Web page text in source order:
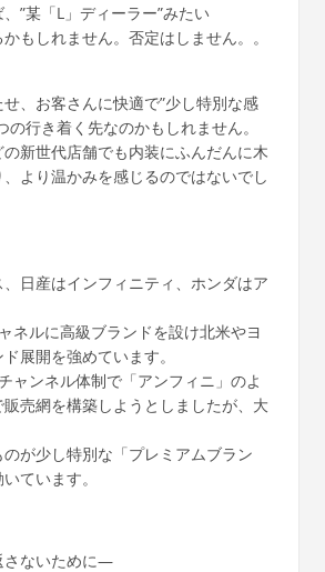
”某「L」ディーラー”みたい
もしれません。否定はしません。。
、お客さんに快適で”少し特別な感
の行き着く先なのかもしれません。
新世代店舗でも内装にふんだんに木
より温かみを感じるのではないでし
、日産はインフィニティ、ホンダはア
ネルに高級ブランドを設け北米やヨ
展開を強めています。
ャンネル体制で「アンフィニ」のよ
売網を構築しようとしましたが、大
が少し特別な「プレミアムブラン
ています。
さないために―